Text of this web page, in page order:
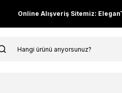
Online Alışveriş Sitemiz: